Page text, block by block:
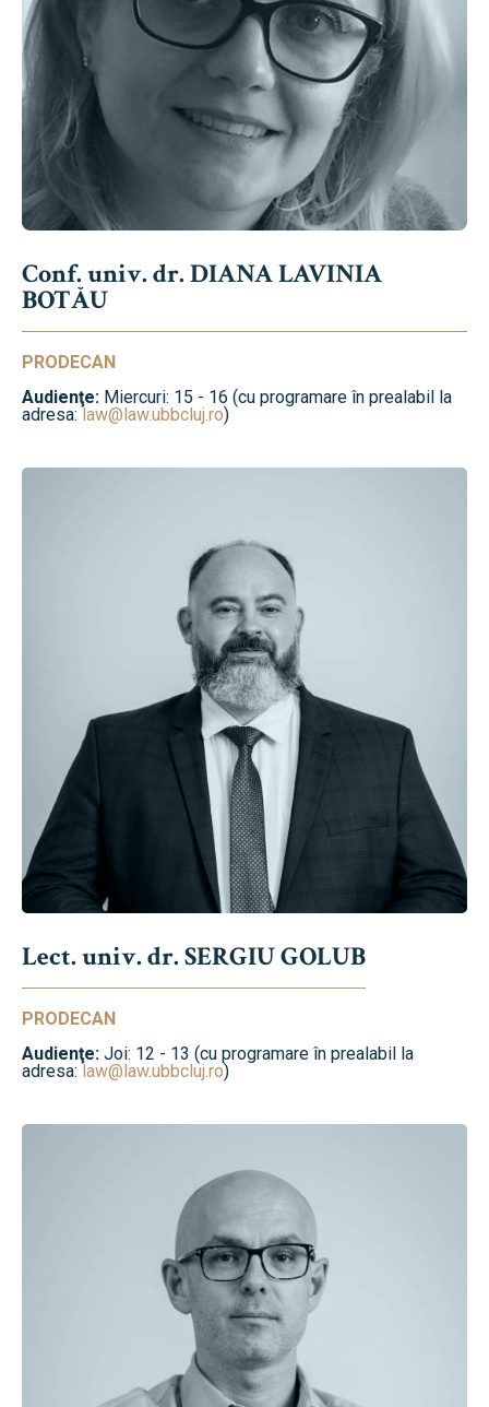
Conf. univ. dr. DIANA LAVINIA
BOTĂU
PRODECAN
Audienţe: Miercuri: 15 - 16 (cu programare în prealabil la
adresa: law@law.ubbcluj.ro)
Lect. univ. dr. SERGIU GOLUB
PRODECAN
Audienţe: Joi: 12 - 13 (cu programare în prealabil la
adresa:law@law.ubbcluj.ro)